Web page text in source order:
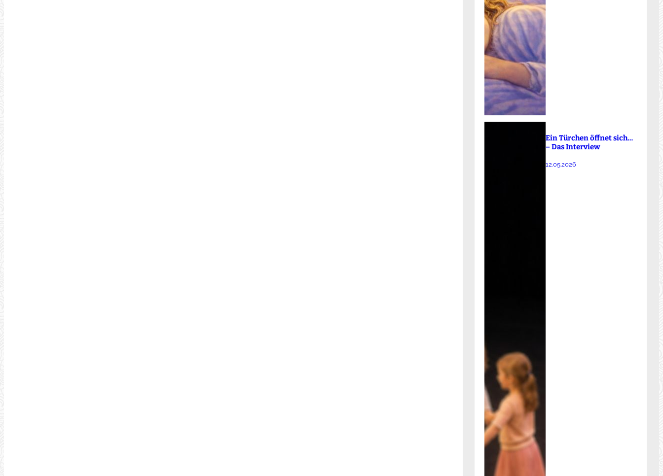
Ein Türchen öffnet sich…
– Das Interview
12.05.2026